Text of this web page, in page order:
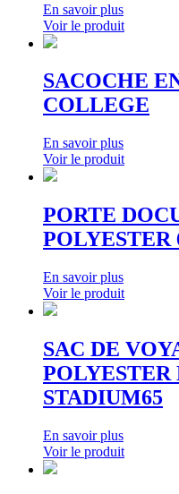
En savoir plus
Voir le produit
SACOCHE
COLLEGE
En savoir plus
Voir le produit
PORTE
POLYESTER
En savoir plus
Voir le produit
SAC DE
POLYESTER
STADIUM65
En savoir plus
Voir le produit